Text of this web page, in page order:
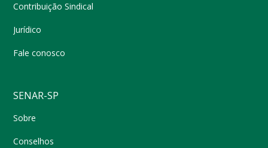
Contribuição Sindical
Jurídico
Fale conosco
SENAR-SP
Sobre
Conselhos